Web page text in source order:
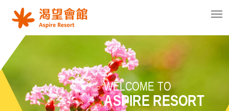
WELCOME TO
ASPIRE RESORT
WELCOME TO
ASPIRE RESORT
WELCOME TO
ASPIRE RESORT
WELCOME TO
ASPIRE RESORT